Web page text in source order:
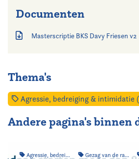
Documenten
Masterscriptie BKS Davy Friesen v2
Thema's
Agressie, bedreiging & intimidatie
Andere pagina's binnen
Agressie, bedreiging & intimidatie Gezag van de raad